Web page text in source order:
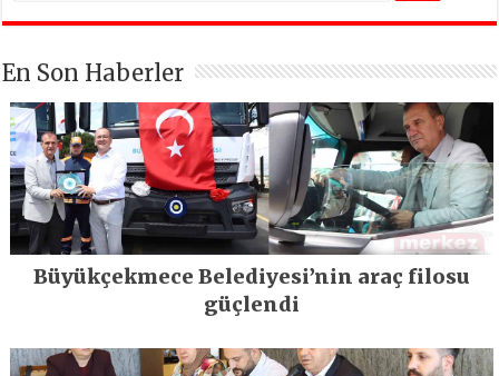
En Son Haberler
Büyükçekmece Belediyesi’nin araç filosu
güçlendi